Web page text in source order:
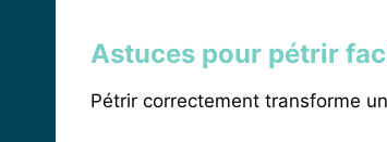
Astuces pour pétrir
Pétrir correctement transforme